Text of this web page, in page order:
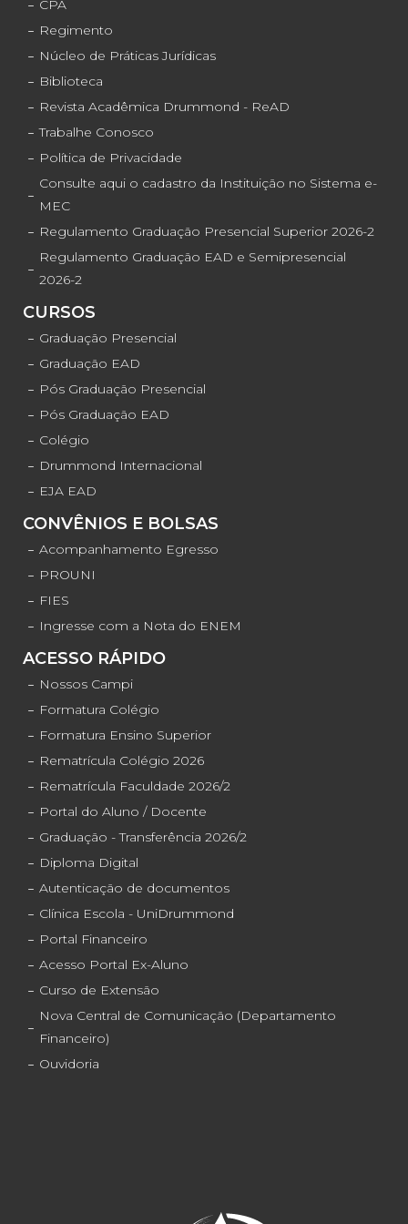
CPA
Regimento
Núcleo de Práticas Jurídicas
Biblioteca
Revista Acadêmica Drummond - ReAD
Trabalhe Conosco
Política de Privacidade
Consulte aqui o cadastro da Instituição no Sistema e-
MEC
Regulamento Graduação Presencial Superior 2026-2
Regulamento Graduação EAD e Semipresencial
2026-2
CURSOS
Graduação Presencial
Graduação EAD
Pós Graduação Presencial
Pós Graduação EAD
Colégio
Drummond Internacional
EJA EAD
CONVÊNIOS E BOLSAS
Acompanhamento Egresso
PROUNI
FIES
Ingresse com a Nota do ENEM
ACESSO RÁPIDO
Nossos Campi
Formatura Colégio
Formatura Ensino Superior
Rematrícula Colégio 2026
Rematrícula Faculdade 2026/2
Portal do Aluno / Docente
Graduação - Transferência 2026/2
Diploma Digital
Autenticação de documentos
Clínica Escola - UniDrummond
Portal Financeiro
Acesso Portal Ex-Aluno
Curso de Extensão
Nova Central de Comunicação (Departamento
Financeiro)
Ouvidoria